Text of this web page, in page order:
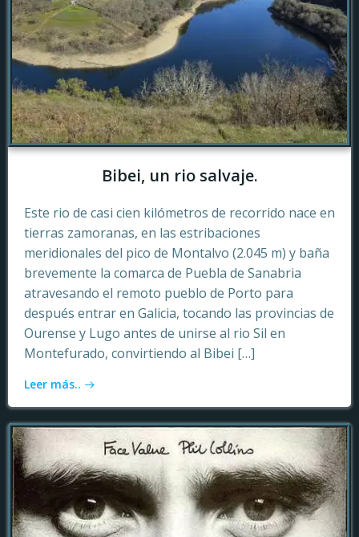
Bibei, un rio salvaje.
Este rio de casi cien kilómetros de recorrido nace en
tierras zamoranas, en las estribaciones
meridionales del pico de Montalvo (2.045 m) y baña
brevemente la comarca de Puebla de Sanabria
atravesando el remoto pueblo de Porto para
después entrar en Galicia, tocando las provincias de
Ourense y Lugo antes de unirse al rio Sil en
Montefurado, convirtiendo al Bibei […]
Leer más..